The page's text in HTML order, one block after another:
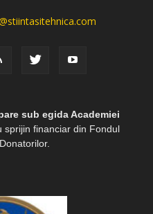
sub egida Academiei
financiar din Fondul